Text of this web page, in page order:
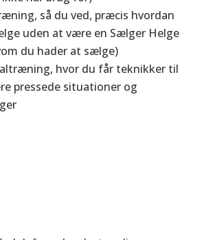
så du ved, præcis hvordan
uden at være en Sælger Helge
du hader at sælge)
hvor du får teknikker til
pressede situationer og